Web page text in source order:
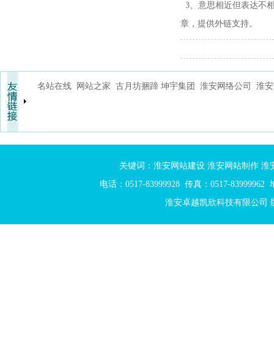
3、意思相近但表达不
章，提供外链支持。
名站在线 网站之家 古月坊捆蹄 坤宇集团 淮安网络公司 淮
关键词： 淮安网站建设 淮安网站制作 淮
电话：0517-83999928 传真：0517-
淮安卓越凯欣科技有限公司